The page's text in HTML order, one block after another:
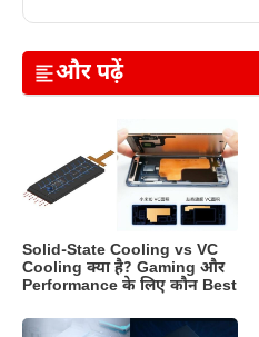
और पढ़ें
Solid-State Cooling vs VC
Cooling क्या है? Gaming और
Performance के लिए कौन Best